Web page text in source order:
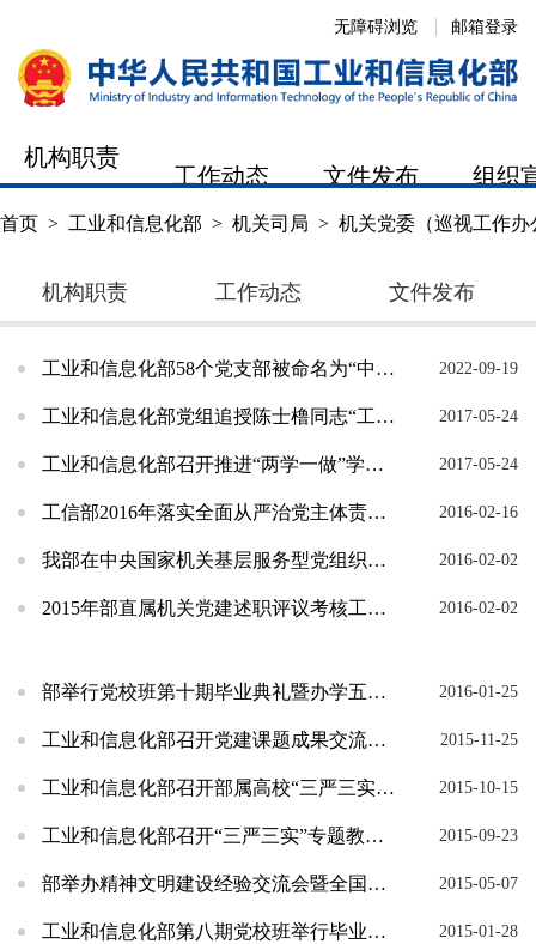
邮箱登录
无障碍浏览
机构职责
工作动态 文件发布 组织
首页 > 工业和信息化部 > 机关司局 > 机关党委（巡视工作办
机构职责 工作动态 文件发布
工业和信息化部58个党支部被命名为“中央和国家机关‘四强’党支部” 2022-09-19
工业和信息化部党组追授陈士橹同志“工信楷模”荣誉称号 2017-05-24
工业和信息化部召开推进“两学一做”学习教育常态化制度化工作动员部署会 2017-05-24
工信部2016年落实全面从严治党主体责任工作会在京召开 2016-02-16
我部在中央国家机关基层服务型党组织建设服务品牌选树活动中取得好成绩 2016-02-02
2015年部直属机关党建述职评议考核工作圆满结束 2016-02-02
部举行党校班第十期毕业典礼暨办学五周年总结座谈会 2016-01-25
工业和信息化部召开党建课题成果交流会暨“三严三实”专题教育推进会 2015-11-25
工业和信息化部召开部属高校“三严三实”专题教育工作推进会 2015-10-15
工业和信息化部召开“三严三实”专题教育工作推进会 2015-09-23
部举办精神文明建设经验交流会暨全国文明单位授牌仪式 2015-05-07
工业和信息化部第八期党校班举行毕业典礼 2015-01-28